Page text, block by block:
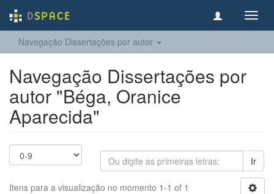
Navegação Dissertações por autor
Navegação Dissertações por
autor "Béga, Oranice
Aparecida"
Ir
Itens para a visualização no momento 1-1 of 1